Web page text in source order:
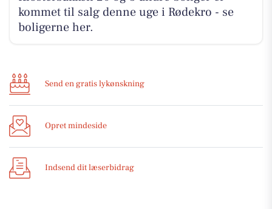
kommet til salg denne uge i Rødekro - se
boligerne her.
Send en gratis lykønskning
Opret mindeside
Indsend dit læserbidrag